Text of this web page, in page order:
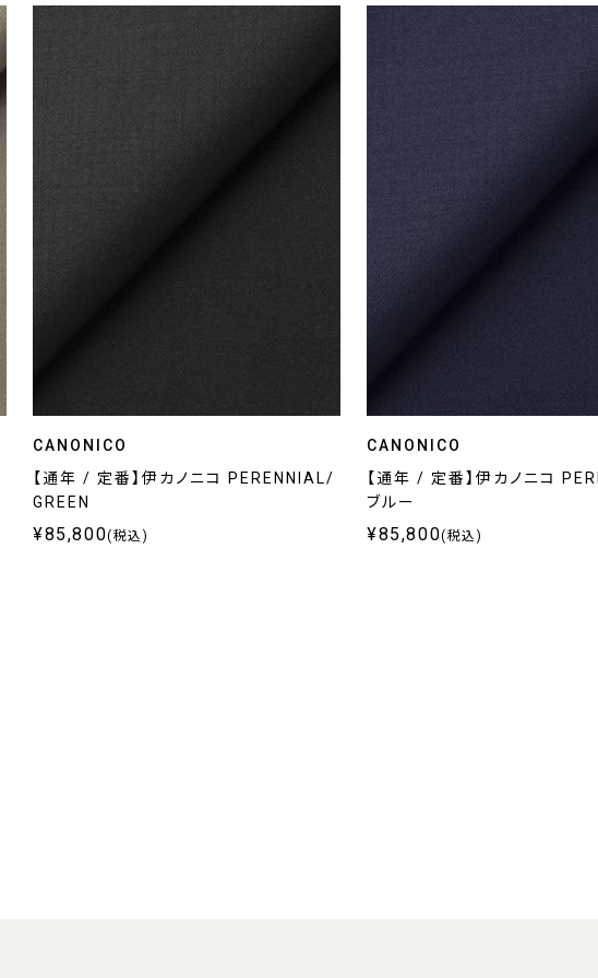
CANONICO
【通年 / 定番】伊カノニコ PERENNIAL/
GREEN
¥85,800(税込)
CANONICO
【通年 / 定番】伊カノニコ
ブルー
¥85,800(税込)